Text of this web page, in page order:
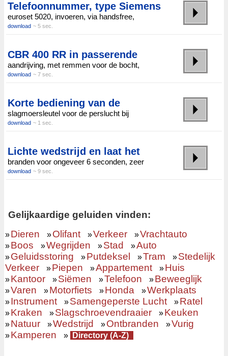
Telefoonnummer, type Siemens
euroset 5020, invoeren, via handsfree,
download ~ 5 sec.
CBR 400 RR in passerende
aandrijving, met remmen voor de bocht,
download ~ 7 sec.
Korte bediening van de
slagmoersleutel voor de perslucht bij
download ~ 1 sec.
Lichte wedstrijd en laat het
branden voor ongeveer 6 seconden, zeer
download ~ 9 sec.
Gelijkaardige geluiden vinden:
»Dieren »Olifant »Verkeer »Vrachtauto
»Boos »Wegrijden »Stad »Auto
»Geluidsstoring »Putdeksel »Tram »Stedelijk
Verkeer
»Piepen »Appartement »Huis
»Kantoor »Siëmen »Telefoon »Beweeglijk
»Varen »Motorfiets »Honda »Werkplaats
»Instrument »Samengeperste Lucht »Ratel
»Kraken »Slagschroevendraaier »Keuken
»Natuur »Wedstrijd »Ontbranden »Vurig
»Kamperen » Directory (A-Z)